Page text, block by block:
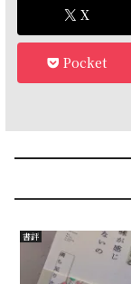
X
Pocket
書評